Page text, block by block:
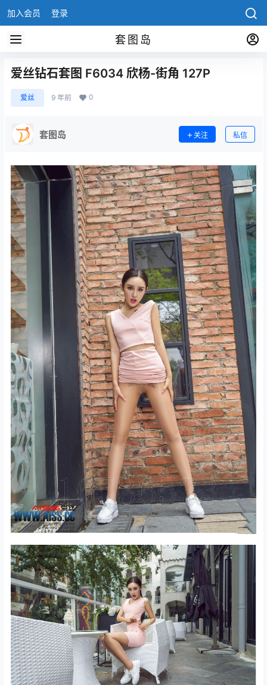
加入会员 登录
套图岛
爱丝钻石套图 F6034 欣杨-街角 127P
爱丝 9 年前 0
套图岛 关注 私信